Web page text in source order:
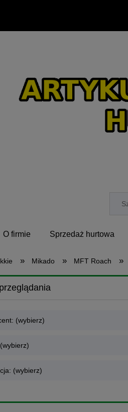
O firmie Sprzedaż hurtowa
» Mikado » MFT Roach »
(wybierz)
(wybierz)